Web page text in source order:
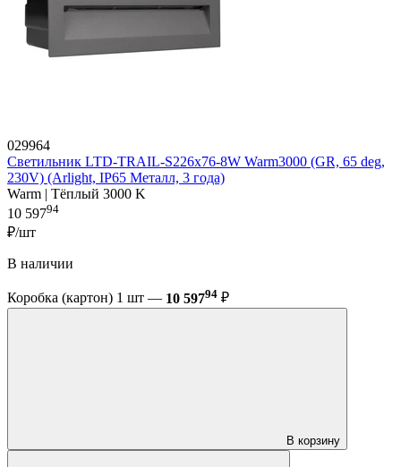
029964
Светильник LTD-TRAIL-S226x76-8W Warm3000 (GR, 65 deg,
230V) (Arlight, IP65 Металл, 3 года)
Warm | Тёплый 3000 K
10 59794
₽/шт
В наличии
Коробка (картон) 1 шт — 10 59794 ₽
В корзину